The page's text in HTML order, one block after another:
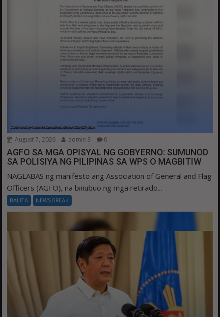
August 7, 2026 admin 3 0
AGFO SA MGA OPISYAL NG GOBYERNO: SUMUNOD
SA POLISIYA NG PILIPINAS SA WPS O MAGBITIW
NAGLABAS ng manifesto ang Association of General and Flag
Officers (AGFO), na binubuo ng mga retirado...
BALITA NEWS BREAK